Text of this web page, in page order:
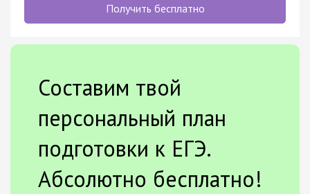
Получить бесплатно
Составим твой
персональный план
подготовки к ЕГЭ.
Абсолютно бесплатно!